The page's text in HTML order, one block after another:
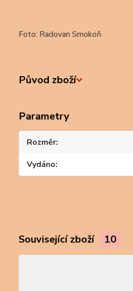
Foto: Radovan Smokoň
Původ zboží
Parametry
Rozměr
Vydáno
Související zboží 10